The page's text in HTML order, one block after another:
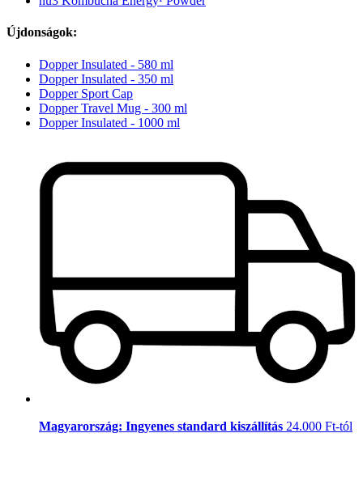
Újdonságok:
Dopper Insulated - 580 ml
Dopper Insulated - 350 ml
Dopper Sport Cap
Dopper Travel Mug - 300 ml
Dopper Insulated - 1000 ml
Magyarország: Ingyenes standard kiszállítás 24.000 Ft-tól